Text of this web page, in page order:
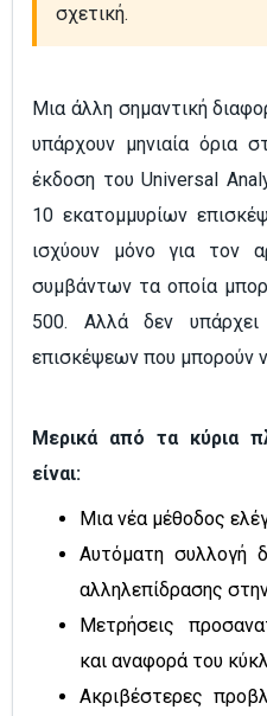
σχετική.
Μια άλλη σημαντική
υπάρχουν μηνιαία όρια
έκδοση του Universal
10 εκατομμυρίων
ισχύουν μόνο για τον
συμβάντων τα οποία
500. Αλλά δεν
επισκέψεων που μπορούν
Μερικά από τα κύρια
είναι:
Μια νέα μέθοδος
Αυτόματη συλλογή
αλληλεπίδρασης
Μετρήσεις
και αναφορά του
Ακριβέστερες